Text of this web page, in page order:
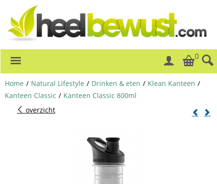
0
Home / Natural Lifestyle / Drinken & eten / Klean Kanteen /
Kanteen Classic / Kanteen Classic 800ml
overzicht